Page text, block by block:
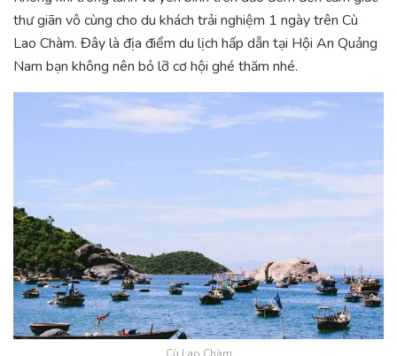
thư giãn vô cùng cho du khách trải nghiệm 1 ngày trên Cù
Lao Chàm. Đây là địa điểm du lịch hấp dẫn tại Hội An Quảng
Nam bạn không nên bỏ lỡ cơ hội ghé thăm nhé.